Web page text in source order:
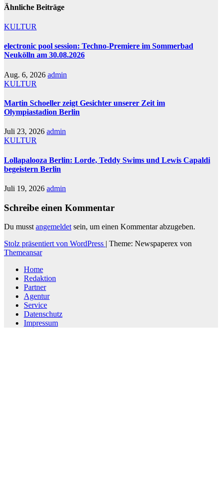
Ähnliche Beiträge
KULTUR
electronic pool session: Techno-Premiere im Sommerbad
Neukölln am 30.08.2026
Aug. 6, 2026 admin
KULTUR
Martin Schoeller zeigt Gesichter unserer Zeit im
Olympiastadion Berlin
Juli 23, 2026 admin
KULTUR
Lollapalooza Berlin: Lorde, Teddy Swims und Lewis Capaldi
begeistern Berlin
Juli 19, 2026 admin
Schreibe einen Kommentar
Du musst angemeldet sein, um einen Kommentar abzugeben.
Stolz präsentiert von WordPress | Theme: Newspaperex von
Themeansar
Home
Redaktion
Partner
Agentur
Service
Datenschutz
Impressum